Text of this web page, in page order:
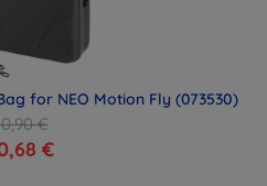
for NEO Motion Fly (073530)
€
€